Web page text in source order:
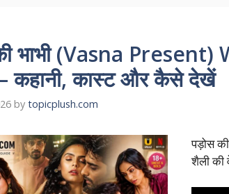
भाभी (Vasna
कहानी, कास्ट और कैसे देखें
by topicplush.com
पड़ोस
शैली की